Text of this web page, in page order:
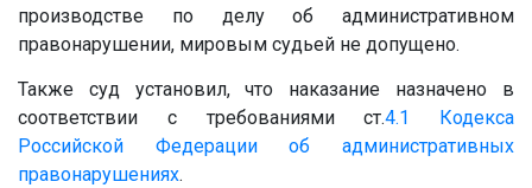
производстве по делу об административном
правонарушении, мировым судьей не допущено.
Также суд установил, что наказание назначено в
соответствии с требованиями ст.4.1
Кодекса
Российской Федерации об административных
правонарушениях.